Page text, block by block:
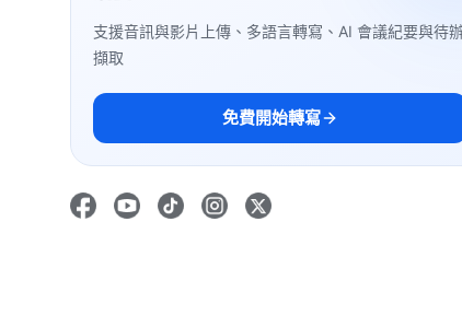
支援音訊與影片上傳、多語言轉寫、AI 會議紀要與待
擷取
免費開始轉寫